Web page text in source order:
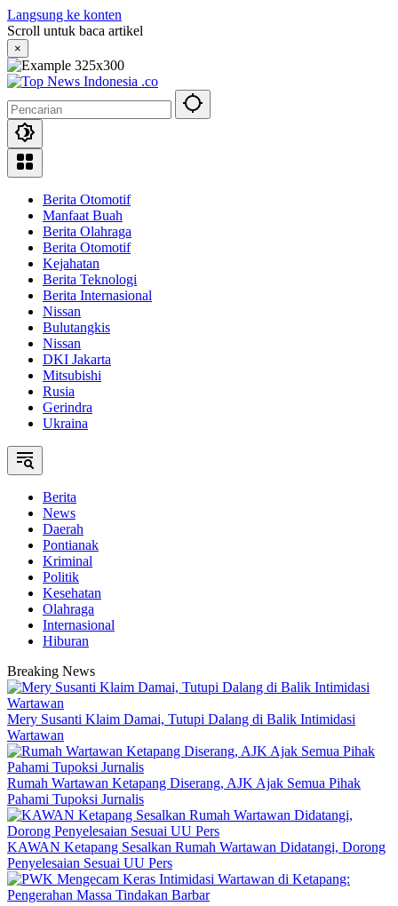
Langsung ke konten
Scroll untuk baca artikel
×
Berita Otomotif
Manfaat Buah
Berita Olahraga
Berita Otomotif
Kejahatan
Berita Teknologi
Berita Internasional
Nissan
Bulutangkis
Nissan
DKI Jakarta
Mitsubishi
Rusia
Gerindra
Ukraina
Berita
News
Daerah
Pontianak
Kriminal
Politik
Kesehatan
Olahraga
Internasional
Hiburan
Breaking News
Mery Susanti Klaim Damai, Tutupi Dalang di Balik Intimidasi
Wartawan
Rumah Wartawan Ketapang Diserang, AJK Ajak Semua Pihak
Pahami Tupoksi Jurnalis
KAWAN Ketapang Sesalkan Rumah Wartawan Didatangi, Dorong
Penyelesaian Sesuai UU Pers